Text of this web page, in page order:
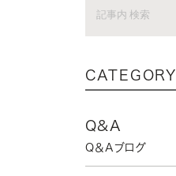
CATEGORY
Q&A
Q＆Aブログ